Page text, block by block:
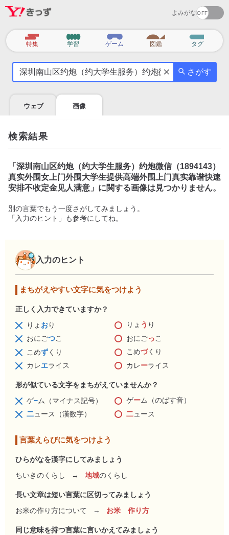
よみがな
カ
テ
特集 学習 ゲーム 図鑑 タグ
気
を
調
べ
よ
う
さがす
ウェブ 画像
検索結果
「 深圳南山区约炮（约大学生服务）约炮微信（1894143）
真实外围女上门外围大学生提供高端外围上门真实靠谱快速
安排不收定金见人满意 」に関する画像は見つかりません。
別の言葉でもう一度さがしてみましょう。
「入力のヒント」も参考にしてね。
入力のヒント
まちがえやすい文字に気をつけよう
正しく入力できていますか？
りょ おり りょ う り
おにごつこ おにごっこ
こめずくり こめづくり
カレエライス カレーライス
形が似ている文字をまちがえていませんか？
ゲ−ム（マイナス記号） ゲーム（のばす音）
二ュース（漢数字） 二ュース
言葉えらびに気をつけよう
ひらがなを漢字にしてみましょう
ちいきのくらし
→ 地域のくらし
長い文章は短い言葉に区切ってみましょう
お米の作り方について
→ お米 作り方
同じ意味を持つ言葉に言いかえてみましょう